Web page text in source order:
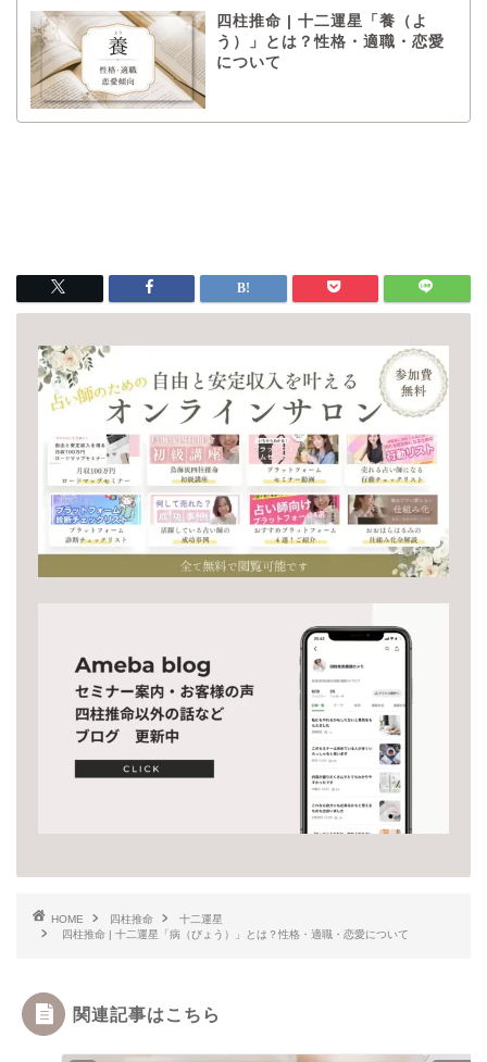
四柱推命 | 十二運星「養（よ
う）」とは？性格・適職・恋愛
について
HOME 四柱推命
十二運星
四柱推命 | 十二運星「病（びょう）」とは？性格・適職・恋愛について
関連記事はこちら